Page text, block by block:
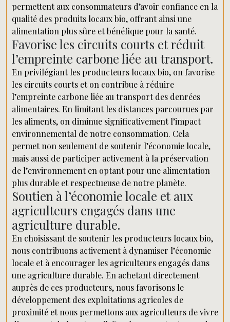
permettent aux consommateurs d’avoir confiance en la
qualité des produits locaux bio, offrant ainsi une
alimentation plus sûre et bénéfique pour la santé.
Favorise les circuits courts et réduit
l’empreinte carbone liée au transport.
En privilégiant les producteurs locaux bio, on favorise
les circuits courts et on contribue à réduire
l’empreinte carbone liée au transport des denrées
alimentaires. En limitant les distances parcourues par
les aliments, on diminue significativement l’impact
environnemental de notre consommation. Cela
permet non seulement de soutenir l’économie locale,
mais aussi de participer activement à la préservation
de l’environnement en optant pour une alimentation
plus durable et respectueuse de notre planète.
Soutien à l’économie locale et aux
agriculteurs engagés dans une
agriculture durable.
En choisissant de soutenir les producteurs locaux bio,
nous contribuons activement à dynamiser l’économie
locale et à encourager les agriculteurs engagés dans
une agriculture durable. En achetant directement
auprès de ces producteurs, nous favorisons le
développement des exploitations agricoles de
proximité et nous permettons aux agriculteurs de vivre